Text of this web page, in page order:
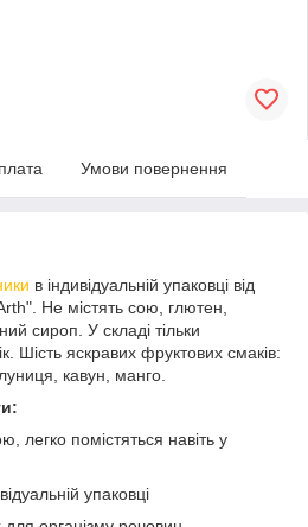
Умови повернення
в індивідуальній упаковці від
Не містять сою, глютен,
сироп. У складі тільки
Шість яскравих фруктових смаків:
кавун, манго.
легко помістяться навіть у
упаковці